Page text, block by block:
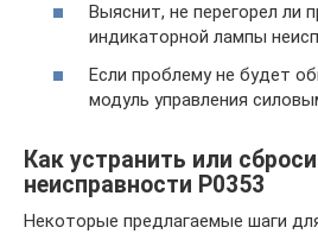
Выяснит, не перегорел ли
индикаторной лампы
Если проблему не будет
модуль управления
Как устранить или
неисправности P0353
Некоторые предлагаемые шаги